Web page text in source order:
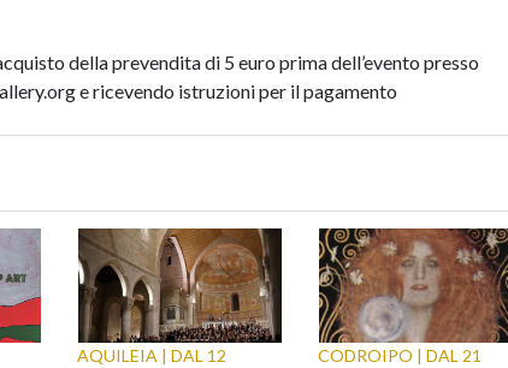
della prevendita di 5 euro prima dell’evento presso
e ricevendo istruzioni per il pagamento
AQUILEIA | DAL 12
CODROIPO | DAL 21